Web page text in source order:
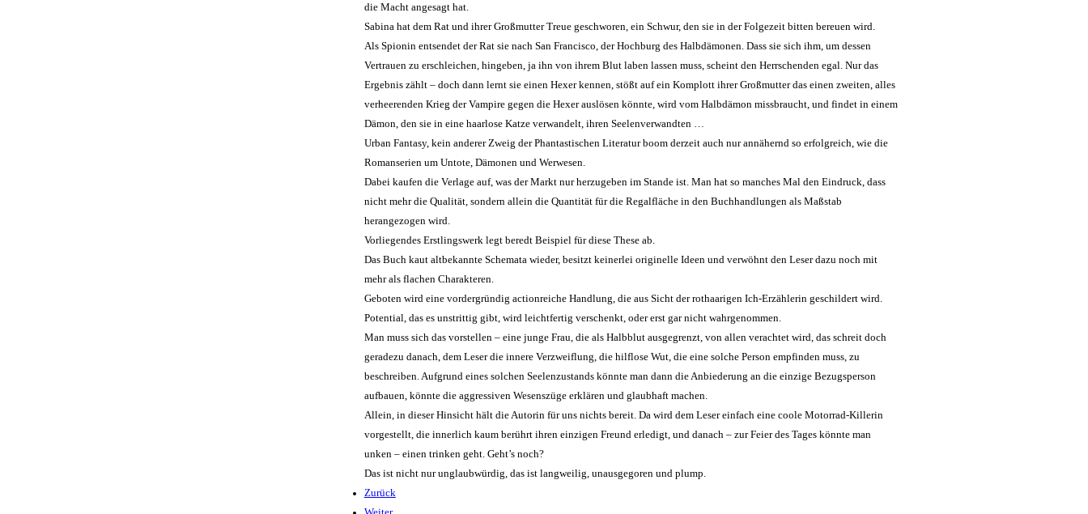
die Macht angesagt hat.
Sabina hat dem Rat und ihrer Großmutter Treue geschworen, ein Schwur, den sie in der Folgezeit bitten bereuen wird.
Als Spionin entsendet der Rat sie nach San Francisco, der Hochburg des Halbdämonen. Dass sie sich ihm, um dessen
Vertrauen zu erschleichen, hingeben, ja ihn von ihrem Blut laben lassen muss, scheint den Herrschenden egal. Nur das
Ergebnis zählt – doch dann lernt sie einen Hexer kennen, stößt auf ein Komplott ihrer Großmutter das einen zweiten, alles
verheerenden Krieg der Vampire gegen die Hexer auslösen könnte, wird vom Halbdämon missbraucht, und findet in einem
Dämon, den sie in eine haarlose Katze verwandelt, ihren Seelenverwandten …
Urban Fantasy, kein anderer Zweig der Phantastischen Literatur boom derzeit auch nur annähernd so erfolgreich, wie die
Romanserien um Untote, Dämonen und Werwesen.
Dabei kaufen die Verlage auf, was der Markt nur herzugeben im Stande ist. Man hat so manches Mal den Eindruck, dass
nicht mehr die Qualität, sondern allein die Quantität für die Regalfläche in den Buchhandlungen als Maßstab
herangezogen wird.
Vorliegendes Erstlingswerk legt beredt Beispiel für diese These ab.
Das Buch kaut altbekannte Schemata wieder, besitzt keinerlei originelle Ideen und verwöhnt den Leser dazu noch mit
mehr als flachen Charakteren.
Geboten wird eine vordergründig actionreiche Handlung, die aus Sicht der rothaarigen Ich-Erzählerin geschildert wird.
Potential, das es unstrittig gibt, wird leichtfertig verschenkt, oder erst gar nicht wahrgenommen.
Man muss sich das vorstellen – eine junge Frau, die als Halbblut ausgegrenzt, von allen verachtet wird, das schreit doch
geradezu danach, dem Leser die innere Verzweiflung, die hilflose Wut, die eine solche Person empfinden muss, zu
beschreiben. Aufgrund eines solchen Seelenzustands könnte man dann die Anbiederung an die einzige Bezugsperson
aufbauen, könnte die aggressiven Wesenszüge erklären und glaubhaft machen.
Allein, in dieser Hinsicht hält die Autorin für uns nichts bereit. Da wird dem Leser einfach eine coole Motorrad-Killerin
vorgestellt, die innerlich kaum berührt ihren einzigen Freund erledigt, und danach – zur Feier des Tages könnte man
unken – einen trinken geht. Geht’s noch?
Das ist nicht nur unglaubwürdig, das ist langweilig, unausgegoren und plump.
Zurück